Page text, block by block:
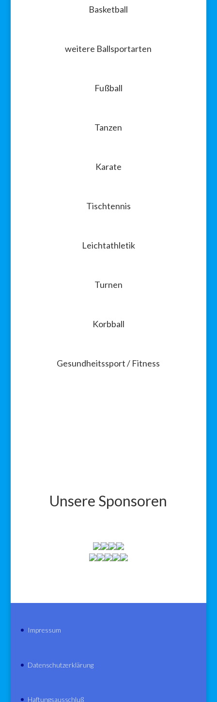
Basketball
weitere Ballsportarten
Fußball
Tanzen
Karate
Tischtennis
Leichtathletik
Turnen
Korbball
Gesundheitssport / Fitness
Unsere Sponsoren
Impressum
Datenschutzerklärung
Haftungsausschluß